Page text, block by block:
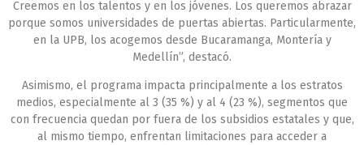
Creemos en los talentos y en los jóvenes. Los queremos abrazar
porque somos universidades de puertas abiertas. Particularmente,
en la UPB, los acogemos desde Bucaramanga, Montería y
Medellín”, destacó.
Asimismo, el programa impacta principalmente a los estratos
medios, especialmente al 3 (35 %) y al 4 (23 %), segmentos que
con frecuencia quedan por fuera de los subsidios estatales y que,
al mismo tiempo, enfrentan limitaciones para acceder a